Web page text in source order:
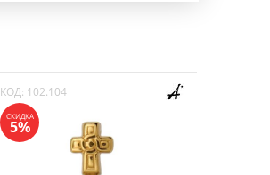
КОД: 102.104
СКИДКА
5%